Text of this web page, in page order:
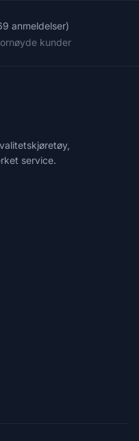
anmeldelser)
kunder
service.